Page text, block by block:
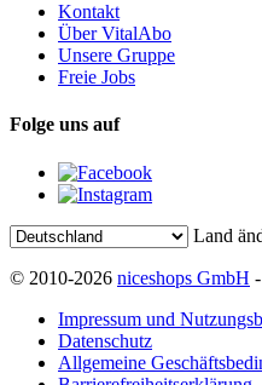
Kontakt
Über VitalAbo
Unsere Gruppe
Freie Jobs
Folge uns auf
Land
© 2010-2026 niceshops GmbH
Impressum und
Datenschutz
Allgemeine